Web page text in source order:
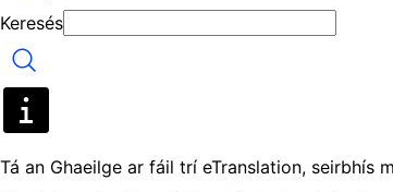
Keresés
Keresés
Tá an Ghaeilge ar fáil trí eTranslation, seirbhís